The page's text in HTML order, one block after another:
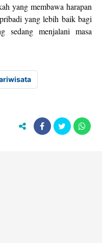
yang membawa harapan
yang lebih baik bagi
sedang menjalani masa